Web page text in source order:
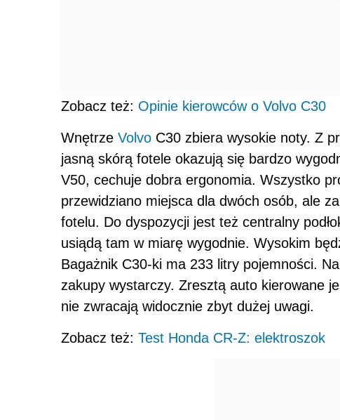
Zobacz też: Opinie kierowców o Volvo C30
Wnętrze Volvo C30 zbiera wysokie noty. Z
jasną skórą fotele okazują się bardzo
V50, cechuje dobra ergonomia. Wszystko
przewidziano miejsca dla dwóch osób, ale
fotelu. Do dyspozycji jest też centralny
usiądą tam w miarę wygodnie. Wysokim
Bagażnik C30-ki ma 233 litry pojemności.
zakupy wystarczy. Zresztą auto kierowane
nie zwracają widocznie zbyt dużej uwagi.
Zobacz też: Test Honda CR-Z: elektroszok